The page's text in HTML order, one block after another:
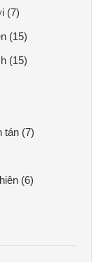
(7)
(15)
(15)
tán (7)
(6)